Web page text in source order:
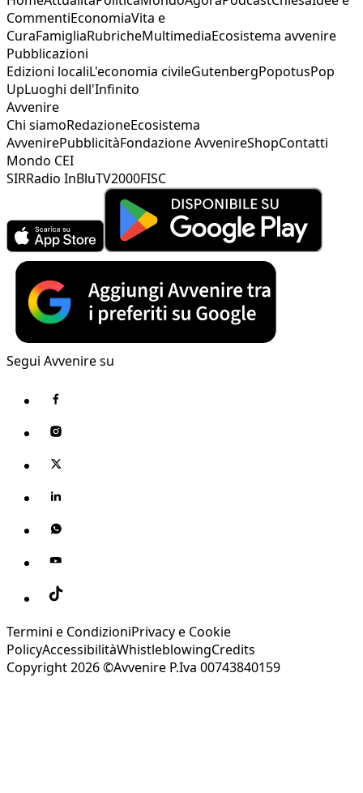
CommentiEconomiaVita e
CuraFamigliaRubricheMultimediaEcosistema avvenire
Pubblicazioni
Edizioni localiL'economia civileGutenbergPopotusPop
UpLuoghi dell'Infinito
Avvenire
Chi siamoRedazioneEcosistema
AvvenirePubblicitàFondazione AvvenireShopContatti
Mondo CEI
SIRRadio InBluTV2000FISC
Segui Avvenire su
Termini e CondizioniPrivacy e Cookie
PolicyAccessibilitàWhistleblowingCredits
Copyright 2026 ©Avvenire P.Iva 00743840159